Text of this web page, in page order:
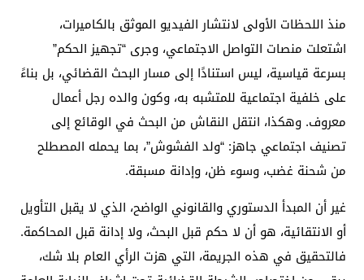
منذ اللحظات الأولى لانتشار الفيديو الموثق بالكاميرات،
اشتعلت منصات التواصل الاجتماعي، وجرى “تجهيز الحكم”
بسرعة قياسية، ليس استنادًا إلى مسار البحث القضائي، بل بناءً
على خلفية اجتماعية للمتشبه به، وكون والده رجل أعمال
معروف. وهكذا، انتقل النقاش من البحث في الوقائع إلى
تصنيف اجتماعي جاهز: “ولد الفشوش”، بما يحمله المصطلح
من شحنة غضب، وسوء ظن، وإدانة مسبقة.
غير أن المبدأ الدستوري والقانوني الواضح، الذي لا يقبل التأويل
أو الانتقائية، هو أن لا حكم قبل البحث، ولا إدانة قبل المحاكمة.
فالتحقيق في هذه الجريمة، التي هزت الرأي العام بلا شك،